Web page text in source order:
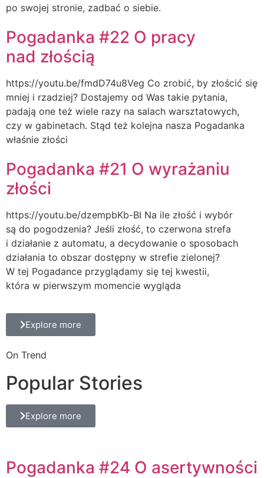
po swojej stronie, zadbać o siebie.
Pogadanka #22 O pracy
nad złością
https://youtu.be/fmdD74u8Veg Co zrobić, by złościć się
mniej i rzadziej? Dostajemy od Was takie pytania,
padają one też wiele razy na salach warsztatowych,
czy w gabinetach. Stąd też kolejna nasza Pogadanka
właśnie złości
Pogadanka #21 O wyrażaniu
złości
https://youtu.be/dzempbKb-BI Na ile złość i wybór
są do pogodzenia? Jeśli złość, to czerwona strefa
i działanie z automatu, a decydowanie o sposobach
działania to obszar dostępny w strefie zielonej?
W tej Pogadance przyglądamy się tej kwestii,
która w pierwszym momencie wygląda
Explore more
On Trend
Popular Stories
Explore more
Pogadanka #24 O asertywności